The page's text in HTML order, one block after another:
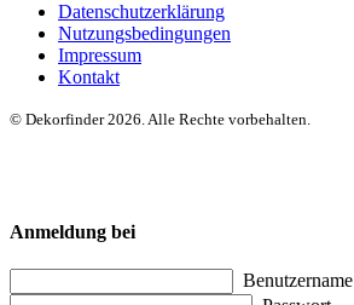
Datenschutzerklärung
Nutzungsbedingungen
Impressum
Kontakt
© Dekorfinder 2026. Alle Rechte vorbehalten.
Anmeldung bei
Benutzername